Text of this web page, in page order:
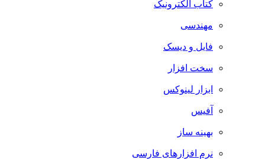
کتاب الکترونیک
مهندسی
فایل و دیسک
سخت افزار
ابزار لینوکس
آفیس
بهینه ساز
نرم افزارهای فارسی